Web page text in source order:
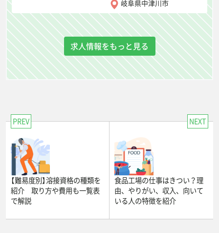
岐阜県中津川市
求人情報をもっと見る
PREV
【難易度別】溶接資格の種類を
紹介 取り方や費用も一覧表
で解説
NEXT
食品工場の仕事はきつい？理
由、やりがい、収入、向いて
いる人の特徴を紹介